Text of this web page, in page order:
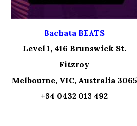
Bachata BEATS
Level 1, 416 Brunswick St.
Fitzroy
Melbourne, VIC, Australia 3065
+64 0432 013 492